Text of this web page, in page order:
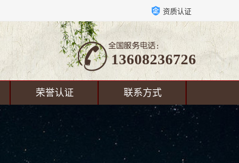
资质认证
13608236726
荣誉认证 联系方式